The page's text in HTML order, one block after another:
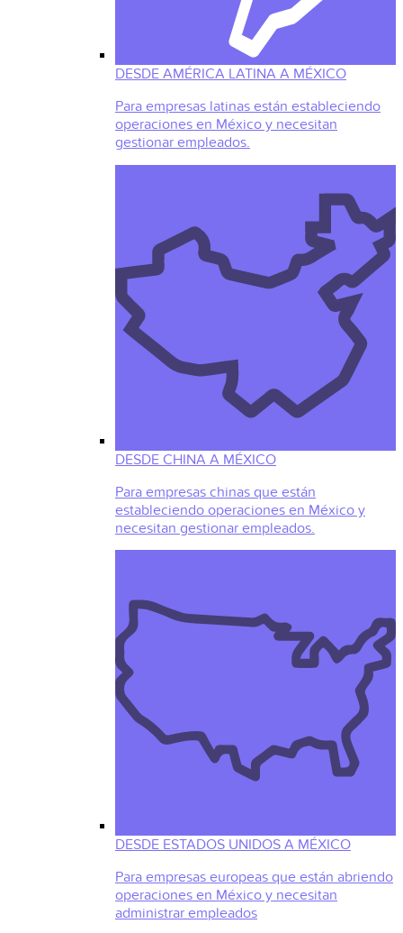
DESDE AMÉRICA LATINA A MÉXICO
Para empresas latinas están estableciendo
operaciones en México y necesitan
gestionar empleados.
DESDE CHINA A MÉXICO
Para empresas chinas que están
estableciendo operaciones en México y
necesitan gestionar empleados.
DESDE ESTADOS UNIDOS A MÉXICO
Para empresas europeas que están abriendo
operaciones en México y necesitan
administrar empleados